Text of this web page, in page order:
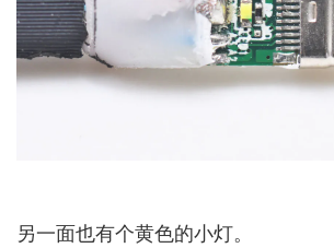
另一面也有个黄色的小灯。